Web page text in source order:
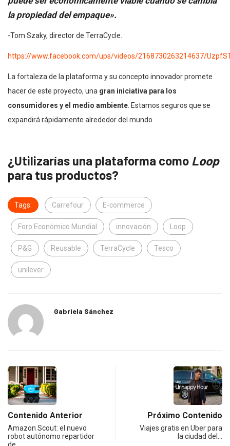
la propiedad del empaque».
-Tom Szaky, director de TerraCycle.
https://www.facebook.com/ups/videos/2168730263214637/
La fortaleza de la plataforma y su concepto innovador promete
hacer de este proyecto, una gran iniciativa para los
consumidores y el medio ambiente . Estamos seguros que se
expandirá rápidamente alrededor del mundo.
¿Utilizarías una plataforma como Loop
para tus productos?
Tags: Carrefour E-commerce
Foro Económico Mundial innovación Loop
P&G Reusable TerraCycle Tesco
unilever
Gabriela Sánchez
Contenido Anterior
Amazon Scout: el nuevo
robot autónomo repartidor
de…
Próximo Contenido
Viajes gratis en Uber para
la ciudad del…